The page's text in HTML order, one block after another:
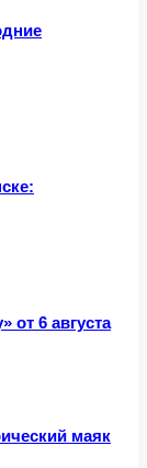
от 6 августа
маяк